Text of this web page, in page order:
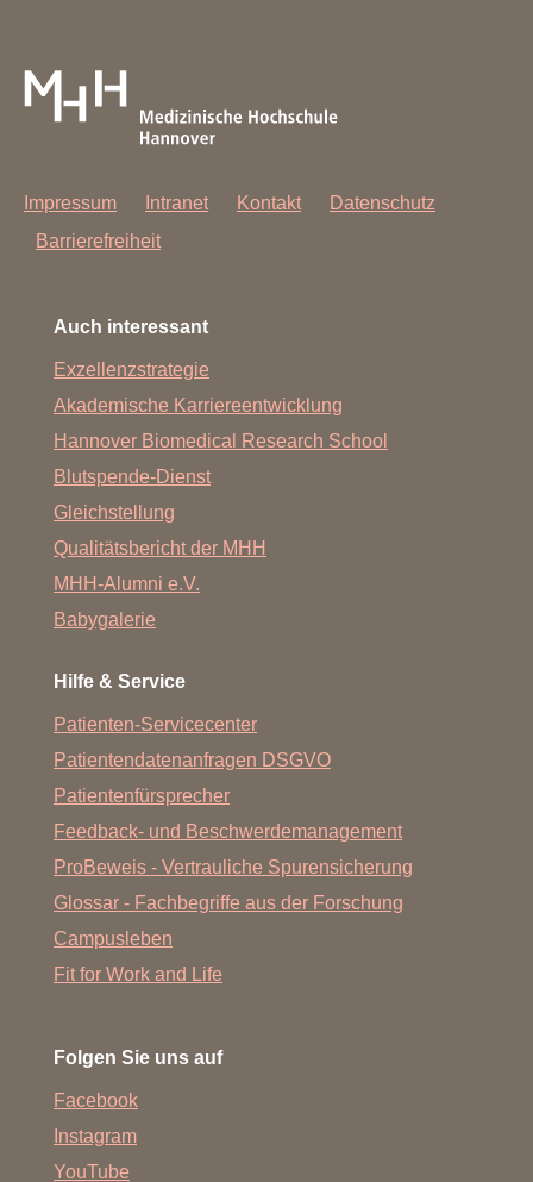
Impressum Intranet Kontakt
Datenschutz
Barrierefreiheit
Auch interessant
Exzellenzstrategie
Akademische Karriereentwicklung
Hannover Biomedical Research School
Blutspende-Dienst
Gleichstellung
Qualitätsbericht der MHH
MHH-Alumni e.V.
Babygalerie
Hilfe & Service
Patienten-Servicecenter
Patientendatenanfragen DSGVO
Patientenfürsprecher
Feedback- und Beschwerdemanagement
ProBeweis - Vertrauliche Spurensicherung
Glossar - Fachbegriffe aus der Forschung
Campusleben
Fit for Work and Life
Folgen Sie uns auf
Facebook
Instagram
YouTube